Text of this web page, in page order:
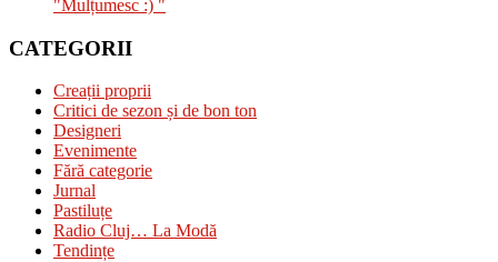
"Mulțumesc :) "
CATEGORII
Creații proprii
Critici de sezon și de bon ton
Designeri
Evenimente
Fără categorie
Jurnal
Pastiluțe
Radio Cluj… La Modă
Tendințe